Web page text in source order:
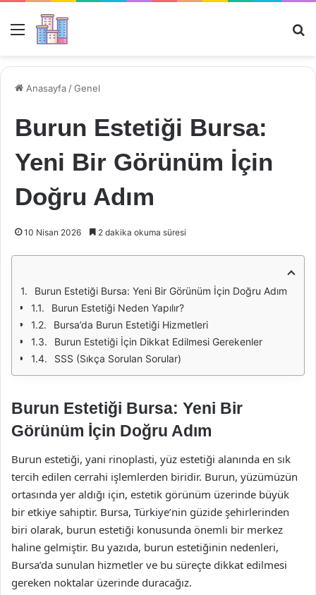
Menü
Anasayfa /Genel
Burun Estetiği Bursa:
Yeni Bir Görünüm İçin
Doğru Adım
10 Nisan 2026 2 dakika okuma süresi
Burun Estetiği Bursa: Yeni Bir Görünüm İçin Doğru Adım
Burun Estetiği Neden Yapılır?
Bursa’da Burun Estetiği Hizmetleri
Burun Estetiği İçin Dikkat Edilmesi Gerekenler
SSS (Sıkça Sorulan Sorular)
Burun Estetiği Bursa: Yeni Bir
Görünüm İçin Doğru Adım
Burun estetiği, yani rinoplasti, yüz estetiği alanında en sık
tercih edilen cerrahi işlemlerden biridir. Burun, yüzümüzün
ortasında yer aldığı için, estetik görünüm üzerinde büyük
bir etkiye sahiptir. Bursa, Türkiye’nin güzide şehirlerinden
biri olarak, burun estetiği konusunda önemli bir merkez
haline gelmiştir. Bu yazıda, burun estetiğinin nedenleri,
Bursa’da sunulan hizmetler ve bu süreçte dikkat edilmesi
gereken noktalar üzerinde duracağız.